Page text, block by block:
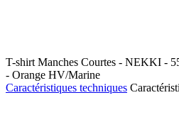
T-shirt Manches Courtes - NEKKI -
- Orange HV/Marine
Caractéristiques techniques